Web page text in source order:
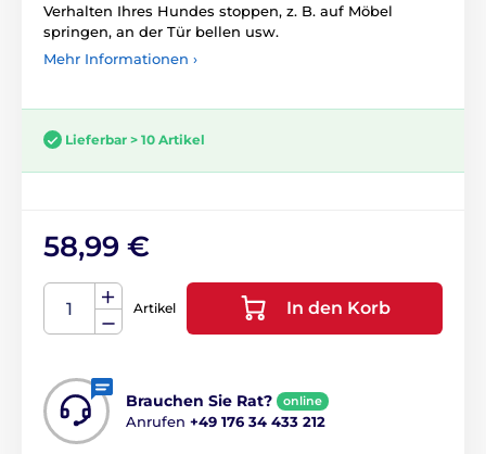
Verhalten Ihres Hundes stoppen, z. B. auf Möbel
springen, an der Tür bellen usw.
Mehr Informationen ›
Lieferbar > 10 Artikel
58,99 €
Artikel In den Korb
Brauchen Sie Rat? online
Anrufen +49 176 34 433 212